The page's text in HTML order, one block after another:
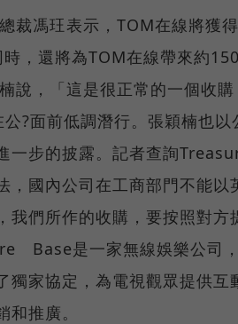
裁馮玨表示，TOM在線將獲
，還將為TOM在線帶來約150
說，「這是很正常的一個收購
?面前低調潛行。張穎楠也以
一步的披露。記者查詢
，國內公司在工商部門不能
我們所作的收購，要按照對方
Base是一家無線娛樂公司
獨家協定，為電視觀眾提供互
推廣。